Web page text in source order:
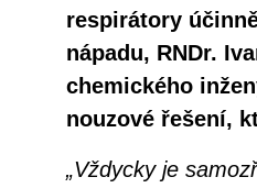
respirátory
nápadu, RNDr.
chemického
nouzové řešení,
„Vždycky je